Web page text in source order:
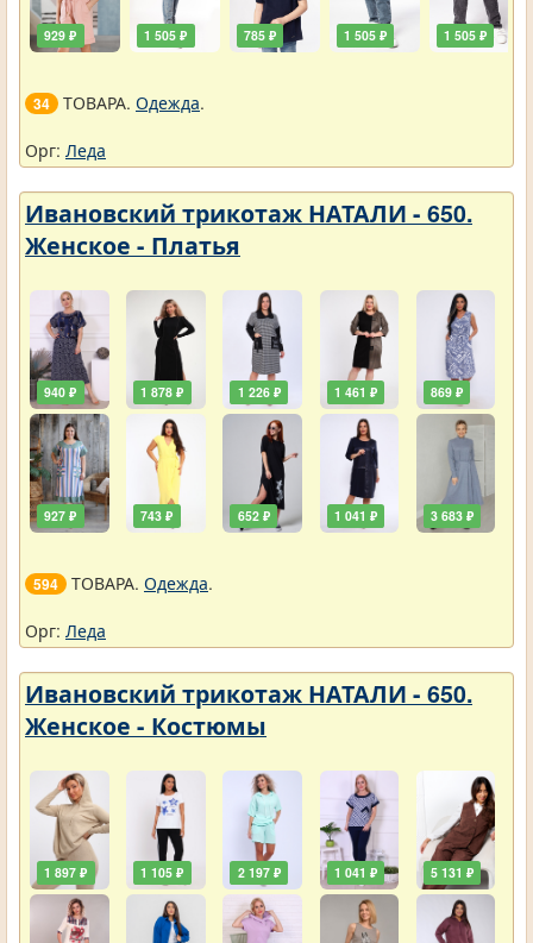
929 ₽ 1 505 ₽ 785 ₽ 1 505 ₽ 1 505 ₽
34 ТОВАРА. Одежда.
Орг: Леда
Ивановский трикотаж НАТАЛИ - 650.
Женское - Платья
940 ₽
927 ₽
1 878 ₽
743 ₽
1 226 ₽
652 ₽
1 461 ₽
1 041 ₽
869 ₽
3 683 ₽
594 ТОВАРА. Одежда.
Орг: Леда
Ивановский трикотаж НАТАЛИ - 650.
Женское - Костюмы
1 897 ₽ 1 105 ₽ 2 197 ₽ 1 041 ₽ 5 131 ₽